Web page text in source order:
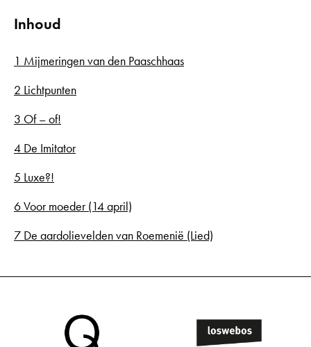
Inhoud
1 Mijmeringen van den Paaschhaas
2 Lichtpunten
3 Of – of!
4 De Imitator
5 Luxe?!
6 Voor moeder (14 april)
7 De aardolievelden van Roemenië (Lied)